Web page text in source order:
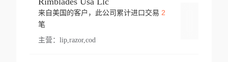
来自美国的客户，此公司累计进口交易 2
笔
主营： lip,razor,cod